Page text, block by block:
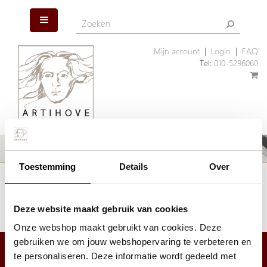
Toestemming Details Over
Deze website maakt gebruik van cookies
Onze webshop maakt gebruikt van cookies. Deze
gebruiken we om jouw webshopervaring te verbeteren en
te personaliseren. Deze informatie wordt gedeeld met
Mijn account| Login
FAQ
Tel: 010-5296060
Het artikel dat u zoekt is helaas niet meer aanwezig. Wellicht kunnen
Klik hier om ons assortiment geschenken te bekijken.